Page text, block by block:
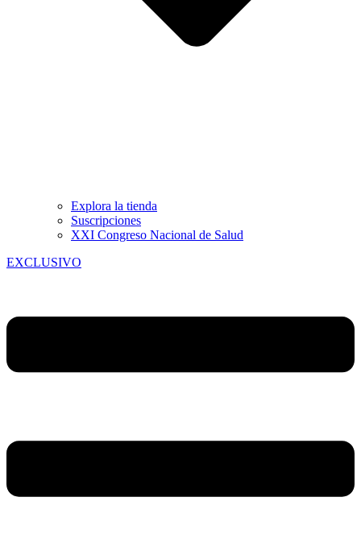
Explora la tienda
Suscripciones
XXI Congreso Nacional de Salud
EXCLUSIVO